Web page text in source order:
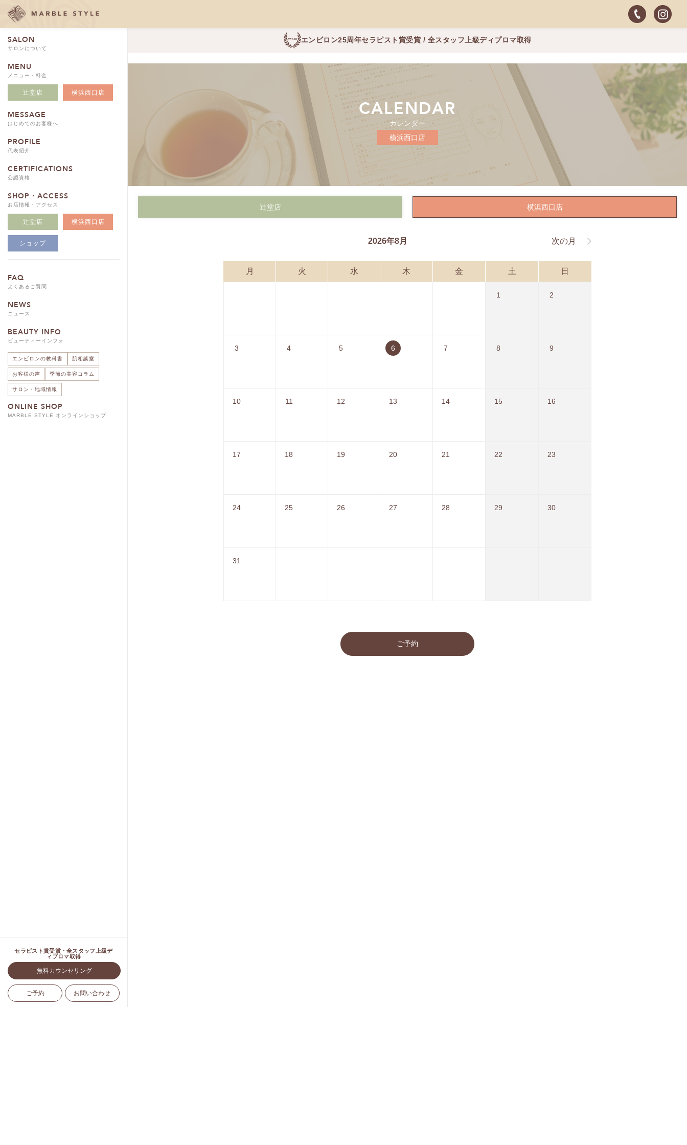
SALON
サロンについて
MENU
メニュー・料金
辻堂店 横浜西口店
MESSAGE
はじめてのお客様へ
PROFILE
代表紹介
CERTIFICATIONS
公認資格
SHOP・ACCESS
お店情報・アクセス
辻堂店 横浜西口店
ショップ
FAQ
よくあるご質問
NEWS
ニュース
BEAUTY INFO
ビューティーインフォ
エンビロンの教科書 肌相談室
お客様の声 季節の美容コラム
サロン・地域情報
ONLINE SHOP
MARBLE STYLE オンラインショップ
セラピスト賞受賞・全スタッフ上級デ
ィプロマ取得
無料カウンセリング
ご予約 お問い合わせ
エンビロン25周年セラピスト賞受賞 / 全スタッフ上級ディプロマ取得
CALENDAR
カレンダー
横浜西口店
辻堂店 横浜西口店
次の月
2026年8月
月 火 水 木 金 土 日
1 2
3 4 5 6 7 8 9
10 11 12 13 14 15 16
17 18 19 20 21 22 23
24 25 26 27 28 29 30
31
ご予約